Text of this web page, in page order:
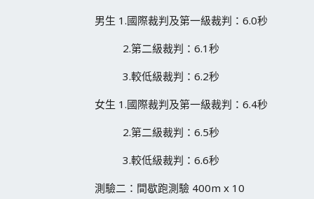
男生 1.國際裁判及第一級裁判：6.0秒
2.第二級裁判：6.1秒
3.較低級裁判：6.2秒
女生 1.國際裁判及第一級裁判：6.4秒
2.第二級裁判：6.5秒
3.較低級裁判：6.6秒
測驗二：間歇跑測驗 400m x 10